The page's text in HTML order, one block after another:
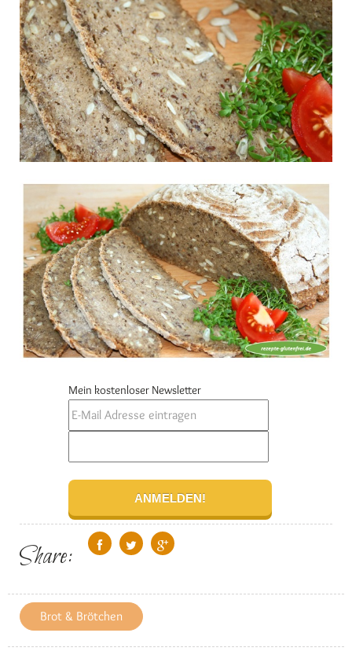
Mein kostenloser Newsletter
Share:
Brot & Brötchen